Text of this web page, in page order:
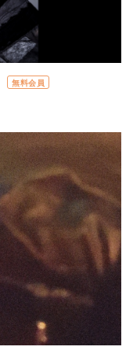
無料会員